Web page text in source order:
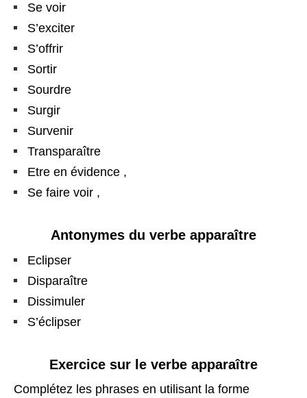
Se voir
S’exciter
S’offrir
Sortir
Sourdre
Surgir
Survenir
Transparaître
Etre en évidence ,
Se faire voir ,
Antonymes du verbe apparaître
Eclipser
Disparaître
Dissimuler
S’éclipser
Exercice sur le verbe apparaître
Complétez les phrases en utilisant la forme